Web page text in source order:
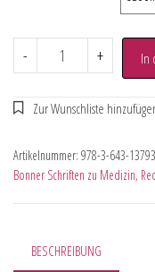
- + In
Artikelnummer: 978-3-643-
Bonner Schriften zu Medizin,
BESCHREIBUNG